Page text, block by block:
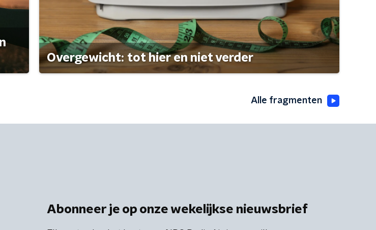
Overgewicht: tot hier en niet verder
Alle fragmenten
Abonneer je op onze wekelijkse nieuwsbrief